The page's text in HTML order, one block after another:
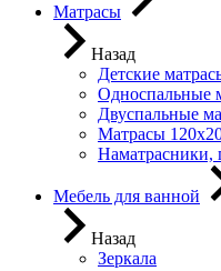
Матрасы
Назад
Детские
Односпальные
Двуспальные
Матрасы
Наматрасники,
Мебель для ванной
Назад
Зеркала